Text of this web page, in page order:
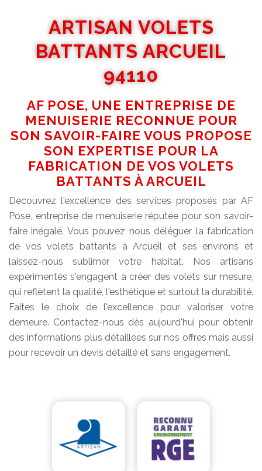
ARTISAN VOLETS
BATTANTS ARCUEIL
94110
AF POSE, UNE ENTREPRISE DE
MENUISERIE RECONNUE POUR
SON SAVOIR-FAIRE VOUS PROPOSE
SON EXPERTISE POUR LA
FABRICATION DE VOS VOLETS
BATTANTS À ARCUEIL
Découvrez l'excellence des services proposés par AF
Pose, entreprise de menuiserie réputée pour son savoir-
faire inégalé. Vous pouvez nous déléguer la fabrication
de vos volets battants à Arcueil et ses environs et
laissez-nous sublimer votre habitat. Nos artisans
expérimentés s'engagent à créer des volets sur mesure,
qui reflètent la qualité, l'esthétique et surtout la durabilité.
Faites le choix de l'excellence pour valoriser votre
demeure. Contactez-nous dès aujourd'hui pour obtenir
des informations plus détaillées sur nos offres mais aussi
pour recevoir un devis détaillé et sans engagement.